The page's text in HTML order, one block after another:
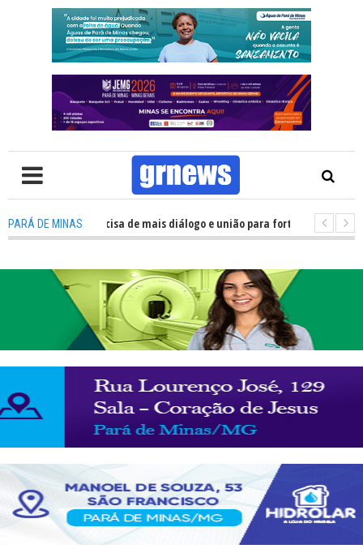
PARÁ DE MINAS
TV: Política precisa de mais diálogo e união para fortalecer Minas e